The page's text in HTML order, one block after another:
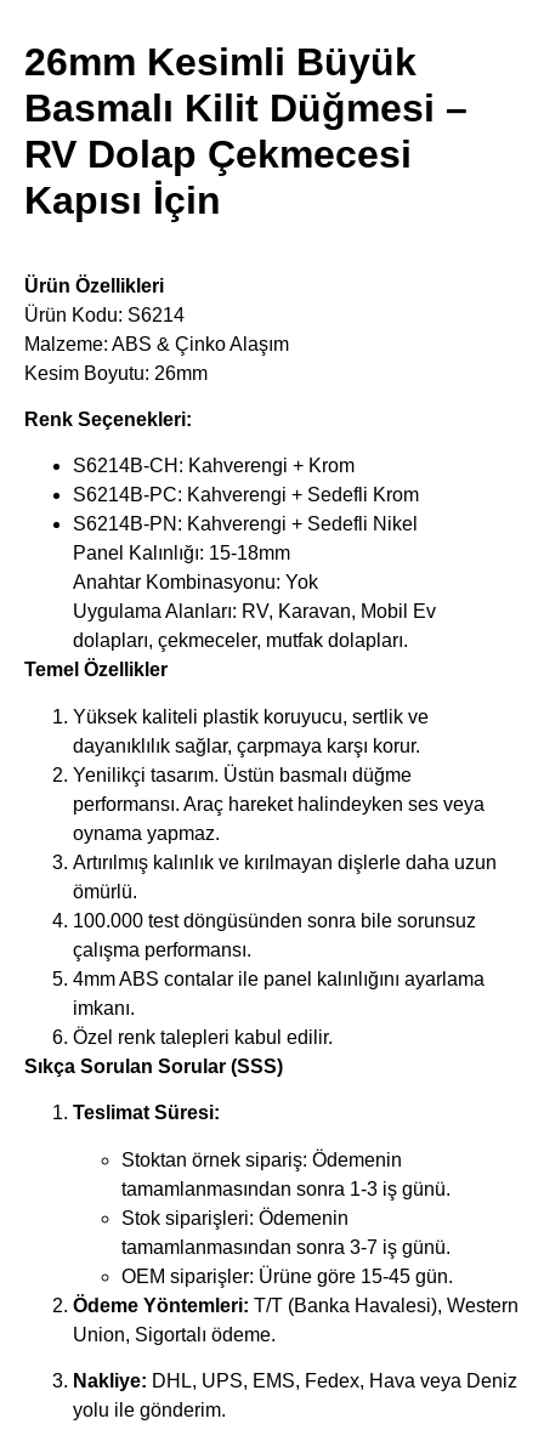
26mm Kesimli Büyük
Basmalı Kilit Düğmesi –
RV Dolap Çekmecesi
Kapısı İçin
Ürün Özellikleri
Ürün Kodu: S6214
Malzeme: ABS & Çinko Alaşım
Kesim Boyutu: 26mm
Renk Seçenekleri:
S6214B-CH: Kahverengi + Krom
S6214B-PC: Kahverengi + Sedefli Krom
S6214B-PN: Kahverengi + Sedefli Nikel
Panel Kalınlığı: 15-18mm
Anahtar Kombinasyonu: Yok
Uygulama Alanları: RV, Karavan, Mobil Ev
dolapları, çekmeceler, mutfak dolapları.
Temel Özellikler
Yüksek kaliteli plastik koruyucu, sertlik ve
dayanıklılık sağlar, çarpmaya karşı korur.
Yenilikçi tasarım. Üstün basmalı düğme
performansı. Araç hareket halindeyken ses veya
oynama yapmaz.
Artırılmış kalınlık ve kırılmayan dişlerle daha uzun
ömürlü.
100.000 test döngüsünden sonra bile sorunsuz
çalışma performansı.
4mm ABS contalar ile panel kalınlığını ayarlama
imkanı.
Özel renk talepleri kabul edilir.
Sıkça Sorulan Sorular (SSS)
Teslimat Süresi:
Stoktan örnek sipariş: Ödemenin
tamamlanmasından sonra 1-3 iş günü.
Stok siparişleri: Ödemenin
tamamlanmasından sonra 3-7 iş günü.
OEM siparişler: Ürüne göre 15-45 gün.
Ödeme Yöntemleri: T/T (Banka Havalesi), Western
Union, Sigortalı ödeme.
Nakliye: DHL, UPS, EMS, Fedex, Hava veya Deniz
yolu ile gönderim.